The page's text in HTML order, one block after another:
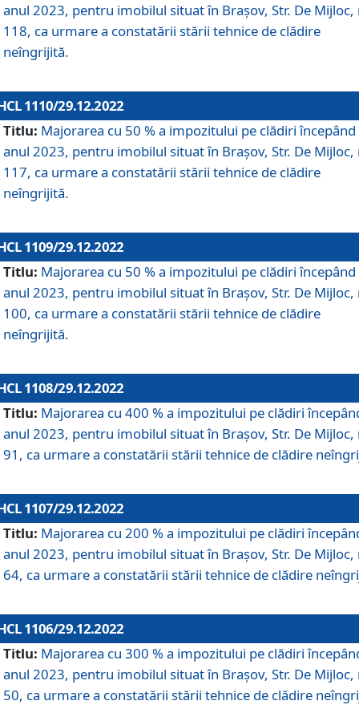
anul 2023, pentru imobilul situat în Braşov, Str. De Mijloc,
118, ca urmare a constatării stării tehnice de clădire
neîngrijită.
1110/29.12.2022
Titlu: Majorarea cu 50 % a impozitului pe clădiri începând
anul 2023, pentru imobilul situat în Braşov, Str. De Mijloc,
117, ca urmare a constatării stării tehnice de clădire
neîngrijită.
1109/29.12.2022
Titlu: Majorarea cu 50 % a impozitului pe clădiri începând
anul 2023, pentru imobilul situat în Braşov, Str. De Mijloc,
100, ca urmare a constatării stării tehnice de clădire
neîngrijită.
1108/29.12.2022
Titlu: Majorarea cu 400 % a impozitului pe clădiri
anul 2023, pentru imobilul situat în Braşov, Str. De Mijloc,
91, ca urmare a constatării stării tehnice de clădire
1107/29.12.2022
Titlu: Majorarea cu 200 % a impozitului pe clădiri
anul 2023, pentru imobilul situat în Braşov, Str. De Mijloc,
64, ca urmare a constatării stării tehnice de clădire
1106/29.12.2022
Titlu: Majorarea cu 300 % a impozitului pe clădiri
anul 2023, pentru imobilul situat în Braşov, Str. De Mijloc,
50, ca urmare a constatării stării tehnice de clădire